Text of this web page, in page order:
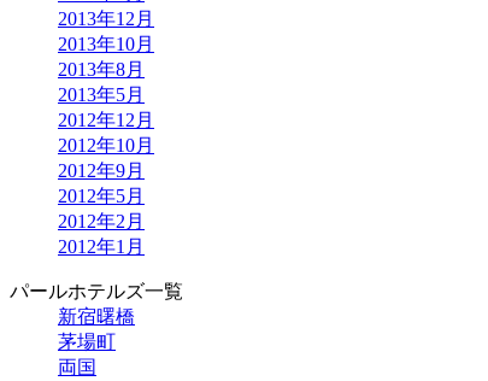
2013年12月
2013年10月
2013年8月
2013年5月
2012年12月
2012年10月
2012年9月
2012年5月
2012年2月
2012年1月
パールホテルズ一覧
新宿曙橋
茅場町
両国